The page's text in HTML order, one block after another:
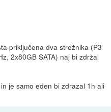
priključena dva strežnika (P3
2x80GB SATA) naj bi zdržal
je samo eden bi zdrazal 1h ali